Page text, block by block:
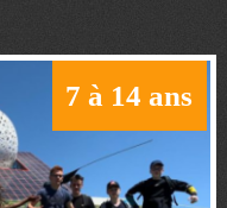
7 à 14 ans